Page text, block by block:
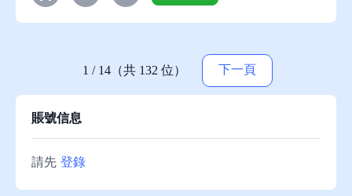
1 / 14（共 132 位） 下一頁
賬號信息
請先 登錄